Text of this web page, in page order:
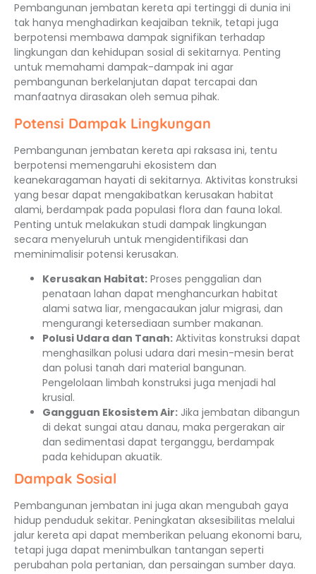
Pembangunan jembatan kereta api tertinggi di dunia ini
tak hanya menghadirkan keajaiban teknik, tetapi juga
berpotensi membawa dampak signifikan terhadap
lingkungan dan kehidupan sosial di sekitarnya. Penting
untuk memahami dampak-dampak ini agar
pembangunan berkelanjutan dapat tercapai dan
manfaatnya dirasakan oleh semua pihak.
Potensi Dampak Lingkungan
Pembangunan jembatan kereta api raksasa ini, tentu
berpotensi memengaruhi ekosistem dan
keanekaragaman hayati di sekitarnya. Aktivitas konstruksi
yang besar dapat mengakibatkan kerusakan habitat
alami, berdampak pada populasi flora dan fauna lokal.
Penting untuk melakukan studi dampak lingkungan
secara menyeluruh untuk mengidentifikasi dan
meminimalisir potensi kerusakan.
Kerusakan Habitat: Proses penggalian dan
penataan lahan dapat menghancurkan habitat
alami satwa liar, mengacaukan jalur migrasi, dan
mengurangi ketersediaan sumber makanan.
Polusi Udara dan Tanah: Aktivitas konstruksi dapat
menghasilkan polusi udara dari mesin-mesin berat
dan polusi tanah dari material bangunan.
Pengelolaan limbah konstruksi juga menjadi hal
krusial.
Gangguan Ekosistem Air: Jika jembatan dibangun
di dekat sungai atau danau, maka pergerakan air
dan sedimentasi dapat terganggu, berdampak
pada kehidupan akuatik.
Dampak Sosial
Pembangunan jembatan ini juga akan mengubah gaya
hidup penduduk sekitar. Peningkatan aksesibilitas melalui
jalur kereta api dapat memberikan peluang ekonomi baru,
tetapi juga dapat menimbulkan tantangan seperti
perubahan pola pertanian, dan persaingan sumber daya.